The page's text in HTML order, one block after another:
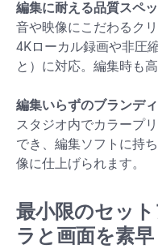
編集に耐える品質スペ
音や映像にこだわるク
4Kローカル録画や非圧
と）に対応。編集時も
編集いらずのブランデ
スタジオ内でカラープ
でき、編集ソフトに持
像に仕上げられます。
最小限のセッ
ラと画面を素